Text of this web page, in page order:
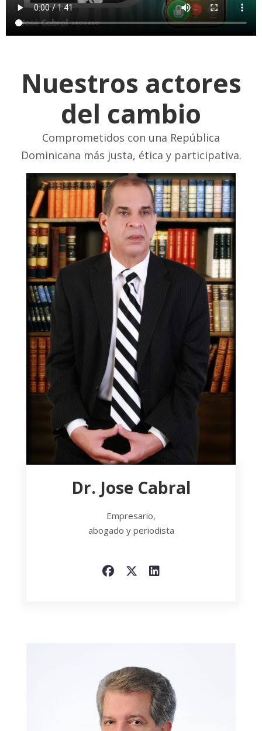
Nuestros actores
del cambio
Comprometidos con una República
Dominicana más justa, ética y participativa.
Dr. Jose Cabral
Empresario,
abogado y periodista